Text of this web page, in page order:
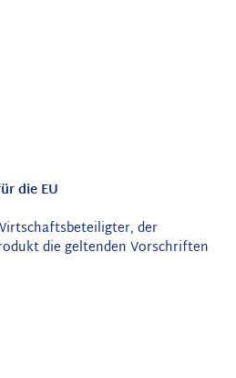
die EU
der
die geltenden Vorschriften